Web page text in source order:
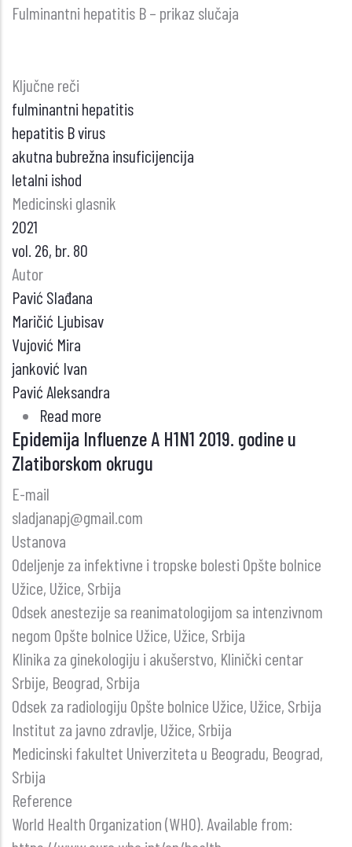
Fulminantni hepatitis B – prikaz slučaja
Ključne reči
fulminantni hepatitis
hepatitis B virus
akutna bubrežna insuficijencija
letalni ishod
Medicinski glasnik
2021
vol. 26, br. 80
Autor
Pavić Slađana
Maričić Ljubisav
Vujović Mira
janković Ivan
Pavić Aleksandra
Read more
Fulminantni
hepatitis
slučaja
Epidemija Influenze A H1N1 2019. godine u
Zlatiborskom okrugu
E-mail
sladjanapj@gmail.com
Ustanova
Odeljenje za infektivne i tropske bolesti Opšte bolnice
Užice, Užice, Srbija
Odsek anestezije sa reanimatologijom sa intenzivnom
negom Opšte bolnice Užice, Užice, Srbija
Klinika za ginekologiju i akušerstvo, Klinički centar
Srbije, Beograd, Srbija
Odsek za radiologiju Opšte bolnice Užice, Užice, Srbija
Institut za javno zdravlje, Užice, Srbija
Medicinski fakultet Univerziteta u Beogradu, Beograd,
Srbija
Reference
World Health Organization (WHO). Available from: